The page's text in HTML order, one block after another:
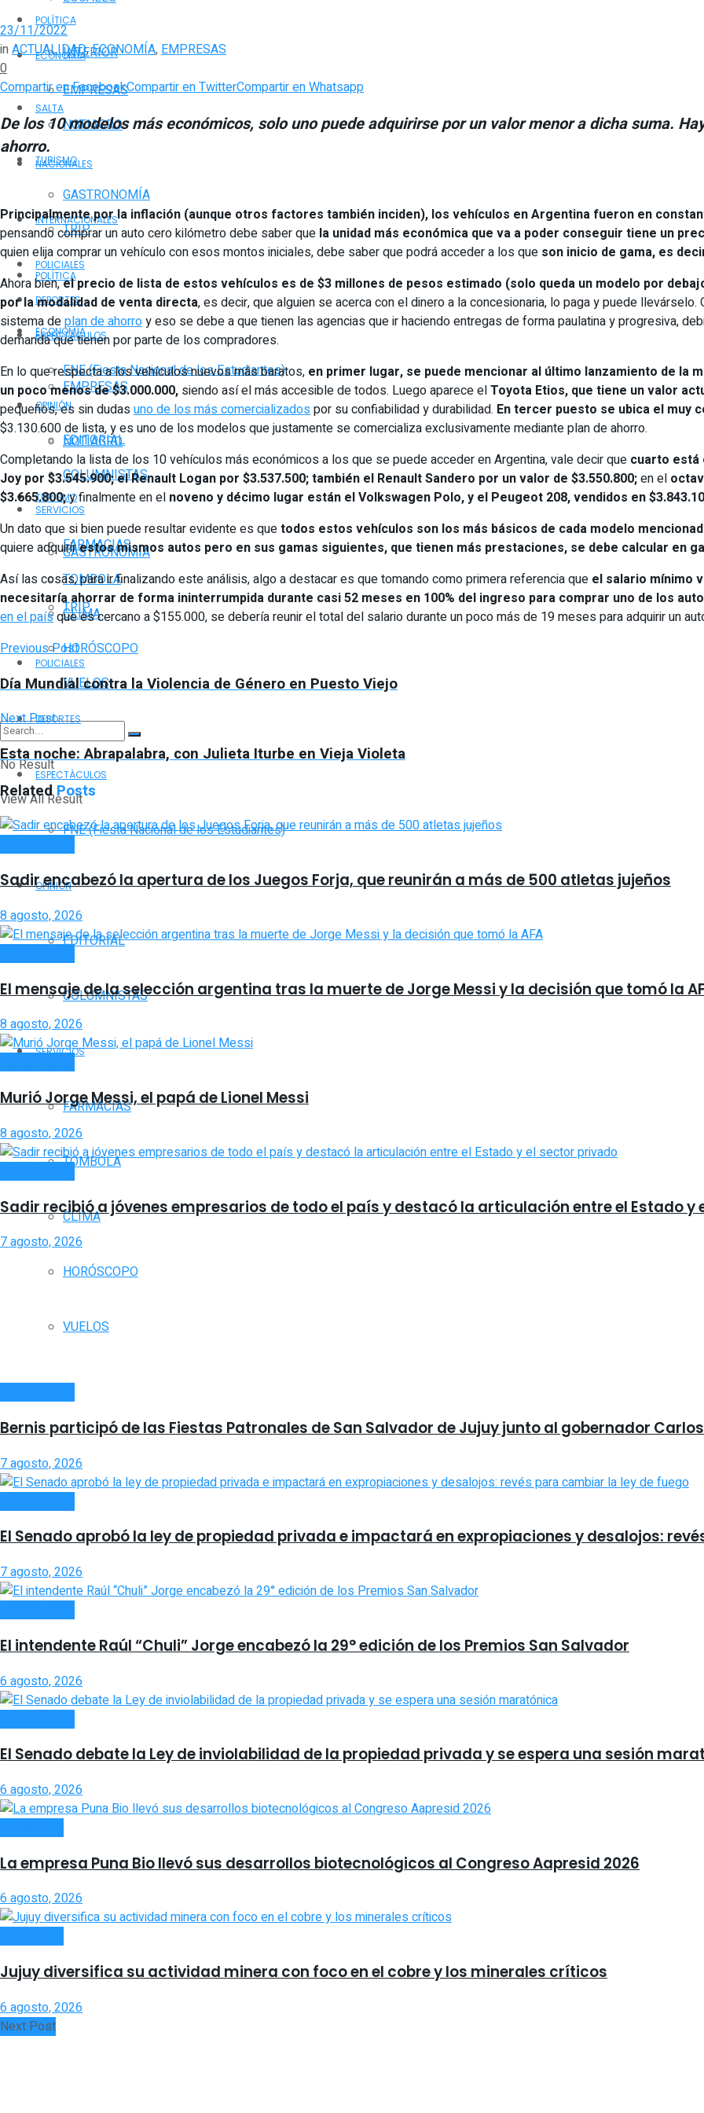
POLÍTICA
ECONOMÍA
EMPRESAS
NOTIAGRO
TURISMO
GASTRONOMÍA
TRIP
POLICIALES
DEPORTES
ESPECTÁCULOS
FNE (Fiesta Nacional de los Estudiantes)
OPINIÓN
EDITORIAL
COLUMNISTAS
SERVICIOS
FARMACIAS
TOMBOLA
CLIMA
HORÓSCOPO
VUELOS
No Result
View All Result
INTERIOR
SALTA
NACIONALES
INTERNACIONALES
POLÍTICA
ECONOMÍA
EMPRESAS
NOTIAGRO
TURISMO
GASTRONOMÍA
TRIP
POLICIALES
DEPORTES
ESPECTÁCULOS
FNE (Fiesta Nacional de los Estudiantes)
OPINIÓN
EDITORIAL
COLUMNISTAS
SERVICIOS
FARMACIAS
TOMBOLA
CLIMA
HORÓSCOPO
VUELOS
23/11/2022
inACTUALIDAD,ECONOMÍA,EMPRESAS
0
Compartir en FacebookCompartir en TwitterCompartir en Whatsapp
De los 10 modelos más económicos, solo uno puede adquirirse por un valor menor a dicha suma.
ahorro.
Principalmente por la inflación (aunque otros factores también inciden), los vehículos en Argentina fueron en
pensando comprar un auto cero kilómetro debe saber que la unidad más económica que va a poder conseguir tiene un
quien elija comprar un vehículo con esos montos iniciales, debe saber que podrá acceder a los que son inicio de gama, es
Ahora bien,el precio de lista de estos vehículos es de $3 millones de pesos estimado (solo queda un modelo por
por la modalidad de venta directa, es decir, que alguien se acerca con el dinero a la concesionaria, lo paga y puede
sistema deplan de ahorroy eso se debe a que tienen las agencias que ir haciendo entregas de forma paulatina y progresiva,
demanda que tienen por parte de los compradores.
En lo que respecta a los vehículos nuevos más baratos, en primer lugar, se puede mencionar al último lanzamiento de la
un poco menos de $3.000.000, siendo así el más accesible de todos. Luego aparece elToyota Etios, que tiene un valor
pequeños, es sin dudasuno de los más comercializadospor su confiabilidad y durabilidad. En tercer puesto se ubica el muy
$3.130.600 de lista, y es uno de los modelos que justamente se comercializa exclusivamente mediante plan de ahorro.
Completando la lista de los 10 vehículos más económicos a los que se puede acceder en Argentina, vale decir que cuarto está
Joy por $3.545.900; el Renault Logan por $3.537.500; también el Renault Sandero por un valor de $3.550.800;en el
$3.665.800;y finalmente en el noveno y décimo lugar están el Volkswagen Polo, y el Peugeot 208, vendidos en
Un dato que si bien puede resultar evidente es quetodos estos vehículos son los más básicos de cada modelo
quiere adquirirestos mismos autos pero en sus gamas siguientes, que tienen más prestaciones, se debe calcular en
Así las cosas, para ir finalizando este análisis, algo a destacar es que tomando como primera referencia que el salario mínimo
necesitaría ahorrar de forma ininterrumpida durante casi 52 meses en 100% del ingreso para comprar uno de los
en el paísque es cercano a $155.000, se debería reunir el total del salario durante un poco más de 19 meses para adquirir un
Previous Post
Día Mundial contra la Violencia de Género en Puesto Viejo
Next Post
Esta noche: Abrapalabra, con Julieta Iturbe en Vieja Violeta
RelatedPosts
Sadir encabezó la apertura de los Juegos Forja, que reunirán a más de 500 atletas jujeños
8 agosto, 2026
El mensaje de la selección argentina tras la muerte de Jorge Messi y la decisión que tomó la
8 agosto, 2026
Murió Jorge Messi, el papá de Lionel Messi
8 agosto, 2026
Sadir recibió a jóvenes empresarios de todo el país y destacó la articulación entre el Estado y
7 agosto, 2026
Bernis participó de las Fiestas Patronales de San Salvador de Jujuy junto al gobernador
7 agosto, 2026
El Senado aprobó la ley de propiedad privada e impactará en expropiaciones y desalojos:
7 agosto, 2026
El intendente Raúl “Chuli” Jorge encabezó la 29° edición de los Premios San Salvador
6 agosto, 2026
El Senado debate la Ley de inviolabilidad de la propiedad privada y se espera una sesión
6 agosto, 2026
La empresa Puna Bio llevó sus desarrollos biotecnológicos al Congreso Aapresid 2026
6 agosto, 2026
Jujuy diversifica su actividad minera con foco en el cobre y los minerales críticos
6 agosto, 2026
Next Post